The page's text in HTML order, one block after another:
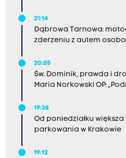
21:14
Dąbrowa Tarnowa:
zderzeniu z autem
20:05
Św. Dominik, prawda i
Maria Norkowski OP:
19:38
Od poniedziałku
parkowania w Krakowie
19:12